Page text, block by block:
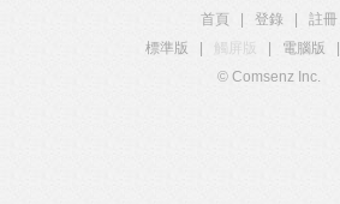
首頁 登錄
註冊
標準版
觸屏版 電腦版
© Comsenz Inc.